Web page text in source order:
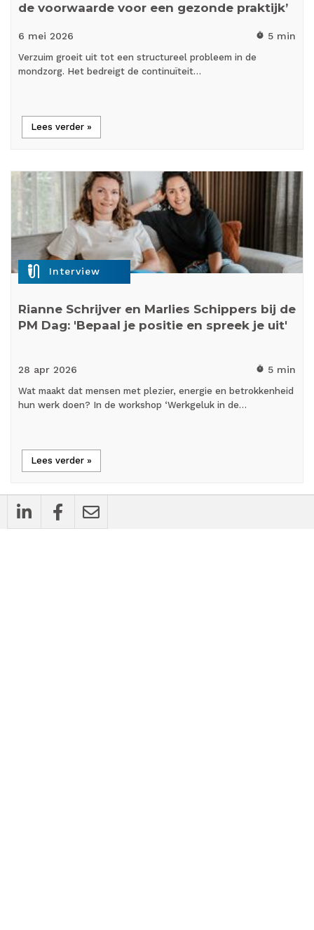
de voorwaarde voor een gezonde praktijk’
6 mei 2026 timer 5 min
Verzuim groeit uit tot een structureel probleem in de
mondzorg. Het bedreigt de continuïteit…
Lees verder »
mic_external_on Interview
Rianne Schrijver en Marlies Schippers bij de
PM Dag: 'Bepaal je positie en spreek je uit'
28 apr 2026 timer 5 min
Wat maakt dat mensen met plezier, energie en betrokkenheid
hun werk doen? In de workshop ‘Werkgeluk in de…
Lees verder »